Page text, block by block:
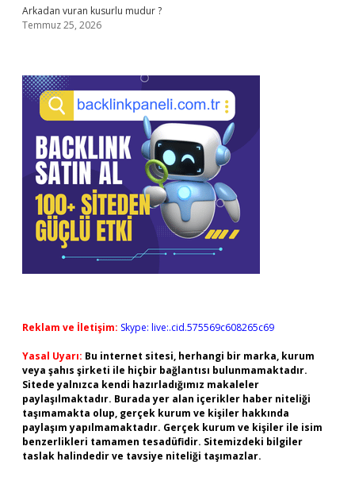
Arkadan vuran kusurlu mudur ?
Temmuz 25, 2026
Reklam ve İletişim: Skype: live:.cid.575569c608265c69
Yasal Uyarı: Bu internet sitesi, herhangi bir marka, kurum
veya şahıs şirketi ile hiçbir bağlantısı bulunmamaktadır.
Sitede yalnızca kendi hazırladığımız makaleler
paylaşılmaktadır. Burada yer alan içerikler haber niteliği
taşımamakta olup, gerçek kurum ve kişiler hakkında
paylaşım yapılmamaktadır. Gerçek kurum ve kişiler ile isim
benzerlikleri tamamen tesadüfidir. Sitemizdeki bilgiler
taslak halindedir ve tavsiye niteliği taşımazlar.